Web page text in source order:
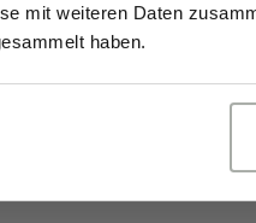
mit weiteren Daten
haben.